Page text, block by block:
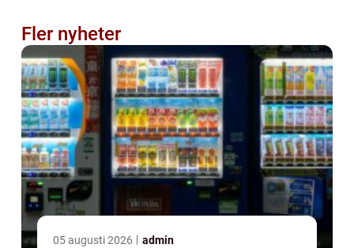
Fler nyheter
05 augusti 2026 admin